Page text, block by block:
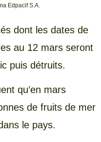
Edpacif S.A.
dont les dates de
au 12 mars seront
puis détruits.
qu’en mars
de fruits de mer
le pays.